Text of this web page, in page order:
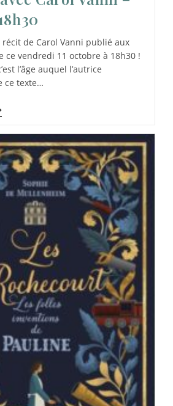
de Carol Vanni publié aux
ce vendredi 11 octobre à 18h30 !
l’âge auquel l’autrice
ce texte…